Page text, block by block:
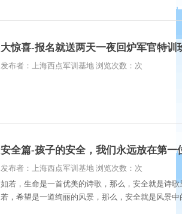
大惊喜-报名就送两天一夜回炉军官特训
发布者：上海西点军训基地 浏览次数：次
安全篇-孩子的安全，我们永远放在第一
发布者：上海西点军训基地 浏览次数：次
如若，生命是一首优美的诗歌，那么，安全就是诗
若，希望是一道绚丽的风景，那么，安全就是风景